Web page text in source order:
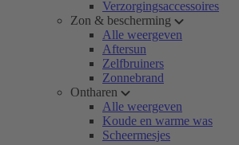
Verzorgingsaccessoires
Zon & bescherming
Alle weergeven
Aftersun
Zelfbruiners
Zonnebrand
Ontharen
Alle weergeven
Koude en warme was
Scheermesjes